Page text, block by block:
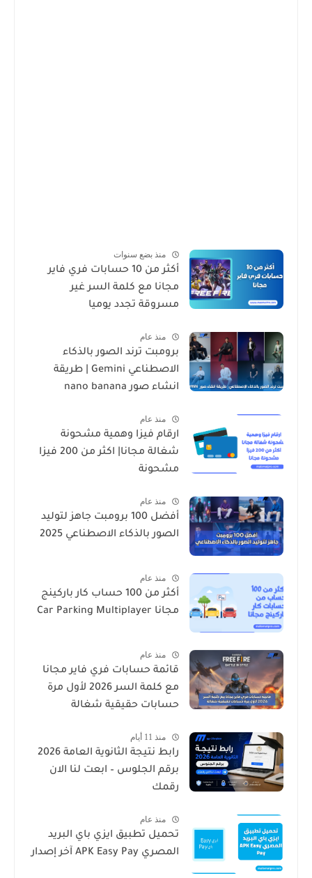
منذ بضع سنوات
أكثر من 10 حسابات فري فاير
مجانا مع كلمة السر غير
مسروقة تجدد يوميا
منذ عام
برومبت ترند الصور بالذكاء
الاصطناعي Gemini | طريقة
انشاء صور nano banana
منذ عام
ارقام فيزا وهمية مشحونة
شغالة مجانا| اكثر من 200 فيزا
مشحونة
منذ عام
أفضل 100 برومبت جاهز لتوليد
الصور بالذكاء الاصطناعي 2025
منذ عام
أكثر من 100 حساب كار باركينج
مجانا Car Parking Multiplayer
منذ عام
قائمة حسابات فري فاير مجانا
مع كلمة السر 2026 لأول مرة
حسابات حقيقية شغالة
منذ 11 أيام
رابط نتيجة الثانوية العامة 2026
برقم الجلوس – ابعت لنا الان
رقمك
منذ عام
تحميل تطبيق ايزي باي البريد
المصري APK Easy Pay آخر إصدار